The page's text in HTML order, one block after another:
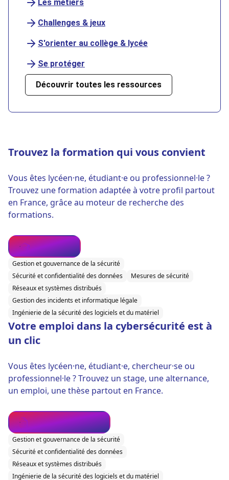
Les métiers
Challenges & jeux
S'orienter au collège & lycée
Se protéger
Découvrir toutes les ressources
Trouvez la formation qui vous convient
Vous êtes lycéen·ne, étudiant·e ou professionnel·le ?
Trouvez une formation adaptée à votre profil partout
en France, grâce au moteur de recherche des
formations.
Se former
Gestion et gouvernance de la sécurité
Sécurité et confidentialité des données
Mesures de sécurité
Réseaux et systèmes distribués
Gestion des incidents et informatique légale
Ingénierie de la sécurité des logiciels et du matériel
Votre emploi dans la cybersécurité est à
un clic
Vous êtes lycéen·ne, étudiant·e, chercheur·se ou
professionnel·le ? Trouvez un stage, une alternance,
un emploi, une thèse partout en France.
Trouver un emploi
Gestion et gouvernance de la sécurité
Sécurité et confidentialité des données
Réseaux et systèmes distribués
Ingénierie de la sécurité des logiciels et du matériel